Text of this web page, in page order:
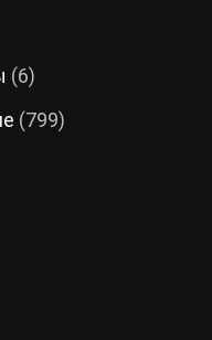
(6)
(799)